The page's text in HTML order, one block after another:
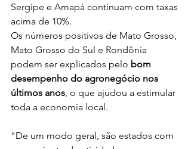
Sergipe e Amapá continuam com taxas
acima de 10%.
Os números positivos de Mato Grosso,
Mato Grosso do Sul e Rondônia
podem ser explicados pelo bom
desempenho do agronegócio nos
últimos anos , o que ajudou a estimular
toda a economia local.
"De um modo geral, são estados com